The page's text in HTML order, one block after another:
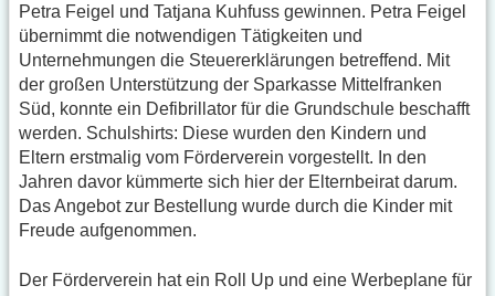
Petra Feigel und Tatjana Kuhfuss gewinnen. Petra Feigel
übernimmt die notwendigen Tätigkeiten und
Unternehmungen die Steuererklärungen betreffend. Mit
der großen Unterstützung der Sparkasse Mittelfranken
Süd, konnte ein Defibrillator für die Grundschule beschafft
werden. Schulshirts: Diese wurden den Kindern und
Eltern erstmalig vom Förderverein vorgestellt. In den
Jahren davor kümmerte sich hier der Elternbeirat darum.
Das Angebot zur Bestellung wurde durch die Kinder mit
Freude aufgenommen.
Der Förderverein hat ein Roll Up und eine Werbeplane für